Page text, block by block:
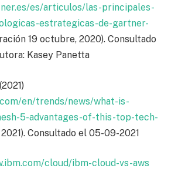
es/articulos/las-principales-
estrategicas-de-gartner-
19 octubre, 2020). Consultado
Kasey Panetta
en/trends/news/what-is-
5-advantages-of-this-top-tech-
Consultado el 05-09-2021
cloud/ibm-cloud-vs-aws